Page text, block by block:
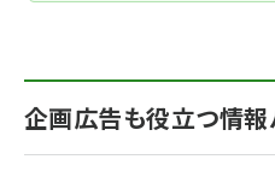
企画広告も役立つ情報